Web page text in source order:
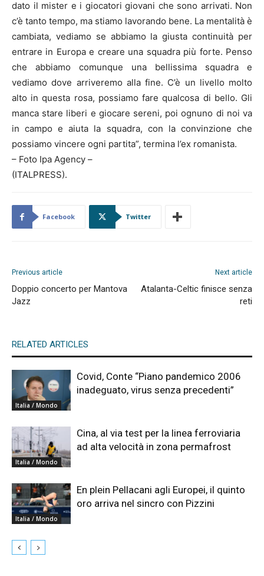
dato il mister e i giocatori giovani che sono arrivati. Non
c’è tanto tempo, ma stiamo lavorando bene. La mentalità è
cambiata, vediamo se abbiamo la giusta continuità per
entrare in Europa e creare una squadra più forte. Penso
che abbiamo comunque una bellissima squadra e
vediamo dove arriveremo alla fine. C’è un livello molto
alto in questa rosa, possiamo fare qualcosa di bello. Gli
manca stare liberi e giocare sereni, poi ognuno di noi va
in campo e aiuta la squadra, con la convinzione che
possiamo vincere ogni partita”, termina l’ex romanista.
– Foto Ipa Agency –
(ITALPRESS).
Facebook Twitter
Previous article
Doppio concerto per Mantova
Jazz
Next article
Atalanta-Celtic finisce senza
reti
RELATED ARTICLES
Italia / Mondo
Covid, Conte “Piano pandemico 2006
inadeguato, virus senza precedenti”
Italia / Mondo
Cina, al via test per la linea ferroviaria
ad alta velocità in zona permafrost
Italia / Mondo
En plein Pellacani agli Europei, il quinto
oro arriva nel sincro con Pizzini